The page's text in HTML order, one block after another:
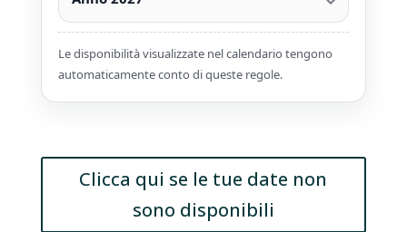
Le disponibilità visualizzate nel calendario tengono
automaticamente conto di queste regole.
Clicca qui se le tue date non
sono disponibili